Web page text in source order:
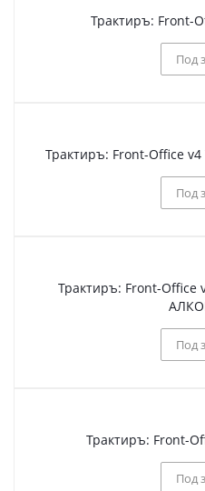
Трактиръ: Front-
Под
Трактиръ: Front-Office
Под
Трактиръ: Front-
Под
Трактиръ: Front-
Под